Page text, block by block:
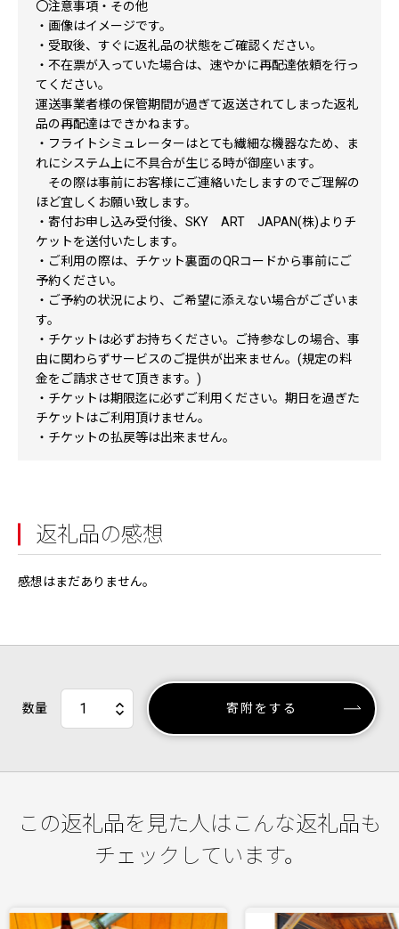
〇注意事項・その他
・画像はイメージです。
・受取後、すぐに返礼品の状態をご確認ください。
・不在票が入っていた場合は、速やかに再配達依頼を行っ
てください。
運送事業者様の保管期間が過ぎて返送されてしまった返礼
品の再配達はできかねます。
・フライトシミュレーターはとても繊細な機器なため、ま
れにシステム上に不具合が生じる時が御座います。
その際は事前にお客様にご連絡いたしますのでご理解の
ほど宜しくお願い致します。
・寄付お申し込み受付後、SKY ART JAPAN(株)よりチ
ケットを送付いたします。
・ご利用の際は、チケット裏面のQRコードから事前にご
予約ください。
・ご予約の状況により、ご希望に添えない場合がございま
す。
・チケットは必ずお持ちください。ご持参なしの場合、事
由に関わらずサービスのご提供が出来ません。(規定の料
金をご請求させて頂きます。)
・チケットは期限迄に必ずご利用ください。期日を過ぎた
チケットはご利用頂けません。
・チケットの払戻等は出来ません。
返礼品の感想
感想はまだありません。
数量 寄附をする
この返礼品を見た人はこんな返礼品も
チェックしています。